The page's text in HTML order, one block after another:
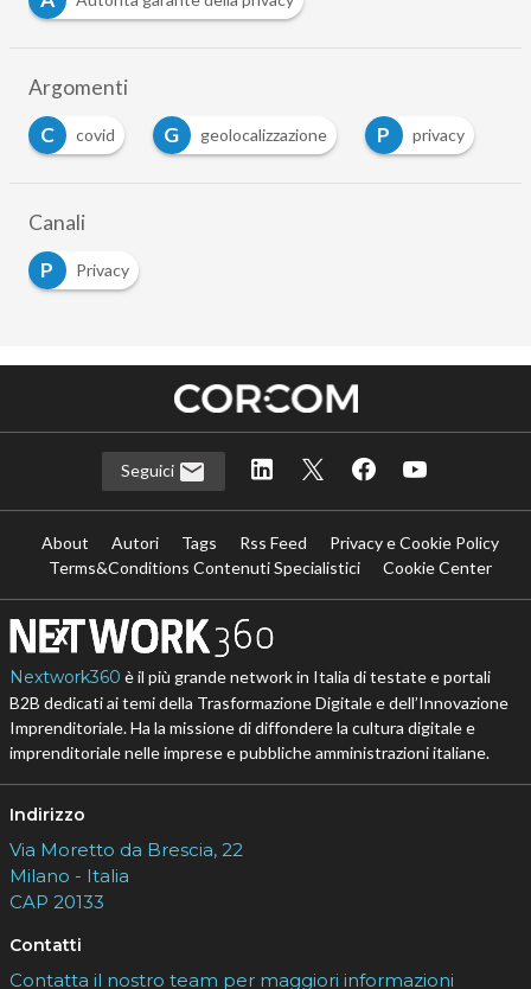
Argomenti
C
covid G geolocalizzazione P privacy
Canali
P
Privacy
Seguici
About Autori Tags Rss Feed
Privacy e Cookie Policy
Terms&Conditions Contenuti Specialistici
Cookie Center
Nextwork360 è il più grande network in Italia di testate e portali
B2B dedicati ai temi della Trasformazione Digitale e dell’Innovazione
Imprenditoriale. Ha la missione di diffondere la cultura digitale e
imprenditoriale nelle imprese e pubbliche amministrazioni italiane.
Indirizzo
Via Moretto da Brescia, 22
Milano - Italia
CAP 20133
Contatti
Contatta il nostro team per maggiori informazioni